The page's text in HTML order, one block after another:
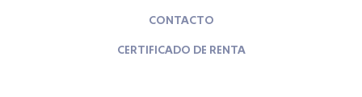
CONTACTO
CERTIFICADO DE RENTA